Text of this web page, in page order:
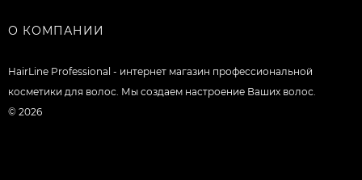
О КОМПАНИИ
HairLine Professional - интернет магазин профессиональной
косметики для волос. Мы создаем настроение Ваших волос.
© 2026